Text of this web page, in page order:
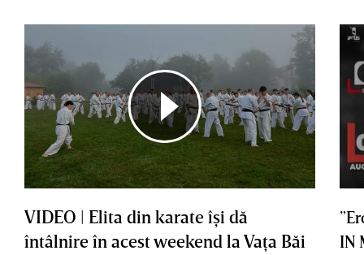
VIDEO | Elita din karate îşi dă
întâlnire în acest weekend la Vaţa Băi
IN